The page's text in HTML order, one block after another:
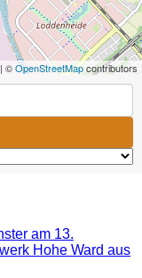
| ©OpenStreetMapcontributors